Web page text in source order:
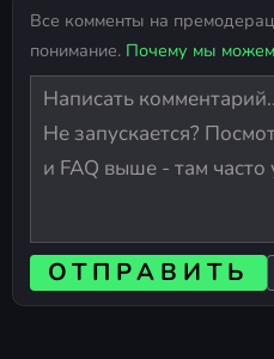
Все комменты на
понимание. Почему мы можем
ОТПРАВИТЬ